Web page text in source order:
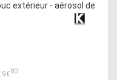
extérieur - aérosol de
80